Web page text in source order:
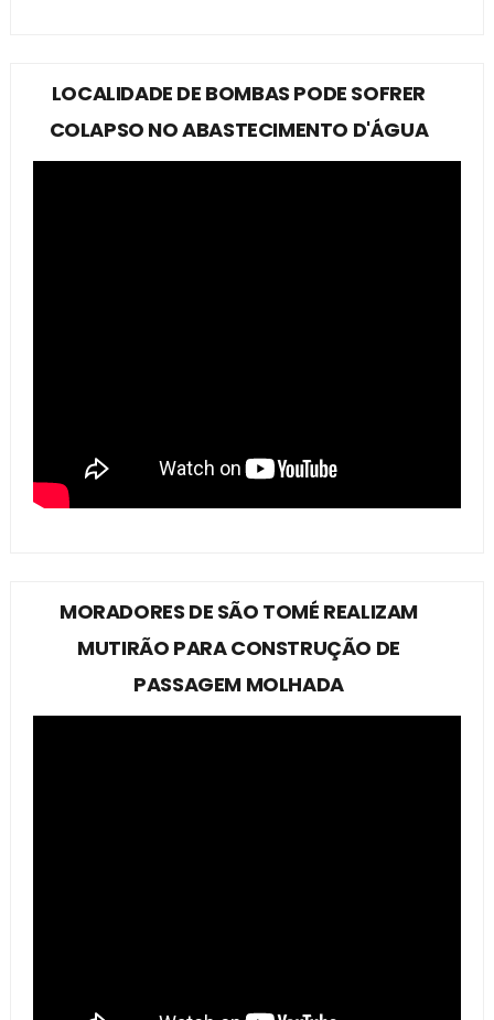
LOCALIDADE DE BOMBAS PODE SOFRER
COLAPSO NO ABASTECIMENTO D'ÁGUA
MORADORES DE SÃO TOMÉ REALIZAM
MUTIRÃO PARA CONSTRUÇÃO DE
PASSAGEM MOLHADA